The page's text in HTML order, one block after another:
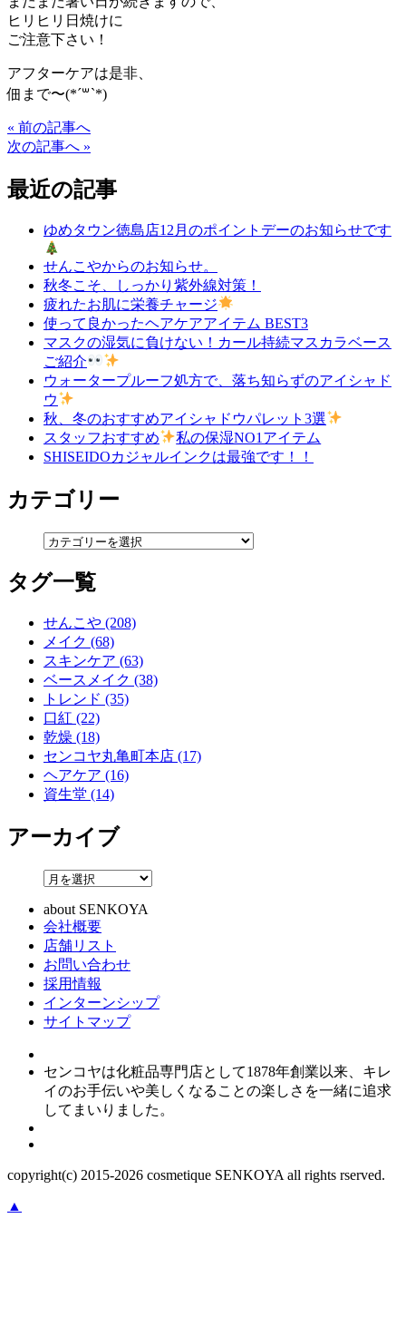
ヒリヒリ日焼けに
ご注意下さい！
アフターケアは是非、
佃まで〜(*´꒳`*)
« 前の記事へ
次の記事へ »
最近の記事
ゆめタウン徳島店12月のポイントデーのお知らせです
せんこやからのお知らせ。
秋冬こそ、しっかり紫外線対策！
疲れたお肌に栄養チャージ
使って良かったヘアケアアイテム BEST3
マスクの湿気に負けない！カール持続マスカラベース
ご紹介
ウォータープルーフ処方で、落ち知らずのアイシャド
ウ
秋、冬のおすすめアイシャドウパレット3選
スタッフおすすめ
私の保湿NO1アイテム
SHISEIDOカジャルインクは最強です！！
カテゴリー
タグ一覧
せんこや (208)
メイク (68)
スキンケア (63)
ベースメイク (38)
トレンド (35)
口紅 (22)
乾燥 (18)
センコヤ丸亀町本店 (17)
ヘアケア (16)
資生堂 (14)
アーカイブ
about SENKOYA
会社概要
店舗リスト
お問い合わせ
採用情報
インターンシップ
サイトマップ
センコヤは化粧品専門店として1878年創業以来、キレ
イのお手伝いや美しくなることの楽しさを一緒に追求
してまいりました。
copyright(c) 2015-2026 cosmetique SENKOYA all rights rserved.
▲